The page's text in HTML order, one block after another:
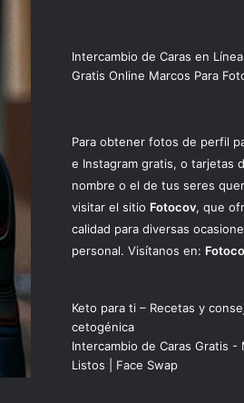
Intercambio de Caras en
Gratis Online Marcos Para
Para obtener fotos de perfil
e Instagram gratis, o tarjetas
nombre o el de tus seres
visitar el sitio Fotocov, que
calidad para diversas
personal. Visítanos en:
Keto para ti – Recetas y
cetogénica
Intercambio de Caras Gratis -
Listos | Face Swap